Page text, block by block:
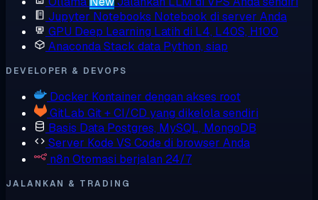
Jupyter Notebooks Notebook di server Anda
GPU Deep Learning Latih di L4, L40S, H100
AnacondaStack data Python, siap
DEVELOPER & DEVOPS
Docker Kontainer dengan akses root
GitLab Git + CI/CD yang dikelola sendiri
Basis Data Postgres, MySQL, MongoDB
Server KodeVS Code di browser Anda
n8n Otomasi berjalan 24/7
JALANKAN & TRADING